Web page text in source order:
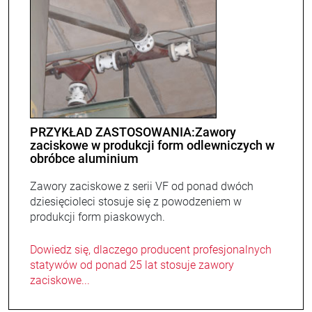
PRZYKŁAD ZASTOSOWANIA:Zawory
zaciskowe w produkcji form odlewniczych w
obróbce aluminium
Zawory zaciskowe z serii VF od ponad dwóch
dziesięcioleci stosuje się z powodzeniem w
produkcji form piaskowych.
Dowiedz się, dlaczego producent profesjonalnych
statywów od ponad 25 lat stosuje zawory
zaciskowe...